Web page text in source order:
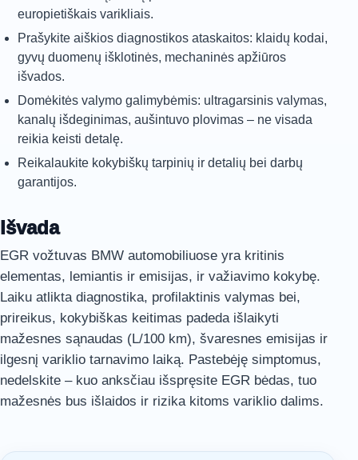
europietiškais varikliais.
Prašykite aiškios diagnostikos ataskaitos: klaidų kodai,
gyvų duomenų išklotinės, mechaninės apžiūros
išvados.
Domėkitės valymo galimybėmis: ultragarsinis valymas,
kanalų išdeginimas, aušintuvo plovimas – ne visada
reikia keisti detalę.
Reikalaukite kokybiškų tarpinių ir detalių bei darbų
garantijos.
Išvada
EGR vožtuvas BMW automobiliuose yra kritinis
elementas, lemiantis ir emisijas, ir važiavimo kokybę.
Laiku atlikta diagnostika, profilaktinis valymas bei,
prireikus, kokybiškas keitimas padeda išlaikyti
mažesnes sąnaudas (L/100 km), švaresnes emisijas ir
ilgesnį variklio tarnavimo laiką. Pastebėję simptomus,
nedelskite – kuo anksčiau išspręsite EGR bėdas, tuo
mažesnės bus išlaidos ir rizika kitoms variklio dalims.